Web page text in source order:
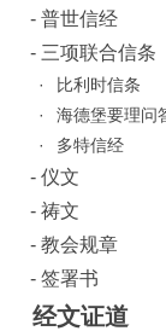
普世信经
三项联合信条
比利时信条
海德堡要理问
多特信经
仪文
祷文
教会规章
签署书
经文证道